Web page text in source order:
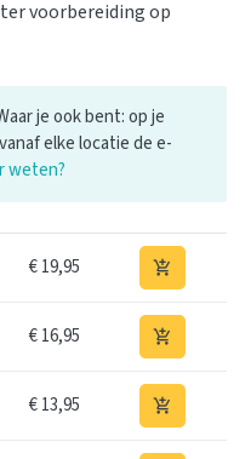
voorbereiding op
je ook bent: op je
elke locatie de e-
weten?
€ 19,95 add_shopping_cart
€ 16,95 add_shopping_cart
€ 13,95 add_shopping_cart